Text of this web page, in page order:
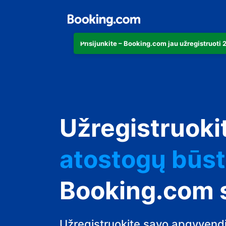
Prisijunkite – Booking.com jau užregistruoti
viešbutį
atostogų
svečių namus
Booking.com